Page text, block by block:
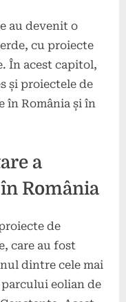
au devenit o
cu proiecte
În acest capitol,
și proiectele de
în România și în
a
România
de
care au fost
dintre cele mai
eolian de